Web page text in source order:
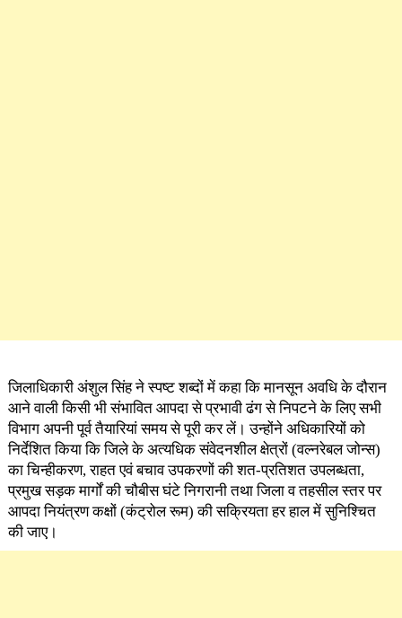
जिलाधिकारी अंशुल सिंह ने स्पष्ट शब्दों में कहा कि मानसून अवधि के दौरान
आने वाली किसी भी संभावित आपदा से प्रभावी ढंग से निपटने के लिए सभी
विभाग अपनी पूर्व तैयारियां समय से पूरी कर लें। उन्होंने अधिकारियों को
निर्देशित किया कि जिले के अत्यधिक संवेदनशील क्षेत्रों (वल्नरेबल जोन्स)
का चिन्हीकरण, राहत एवं बचाव उपकरणों की शत-प्रतिशत उपलब्धता,
प्रमुख सड़क मार्गों की चौबीस घंटे निगरानी तथा जिला व तहसील स्तर पर
आपदा नियंत्रण कक्षों (कंट्रोल रूम) की सक्रियता हर हाल में सुनिश्चित
की जाए।